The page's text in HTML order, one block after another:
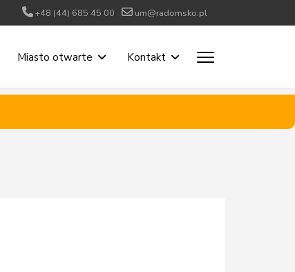
+48 (44) 685 45 00 um@radomsko.pl
Miasto otwarte Kontakt